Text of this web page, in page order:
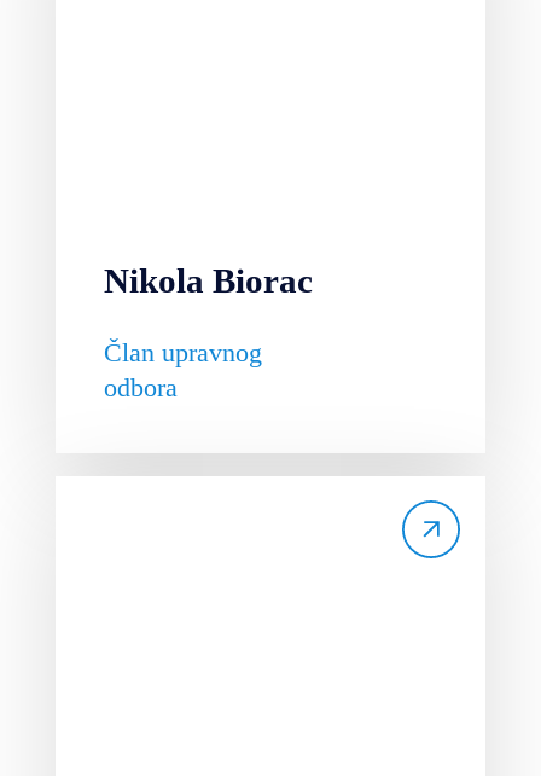
Nikola Biorac
Član upravnog
odbora